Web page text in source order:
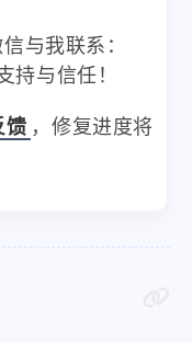
与我联系：
持与信任！
馈 ，修复进度将